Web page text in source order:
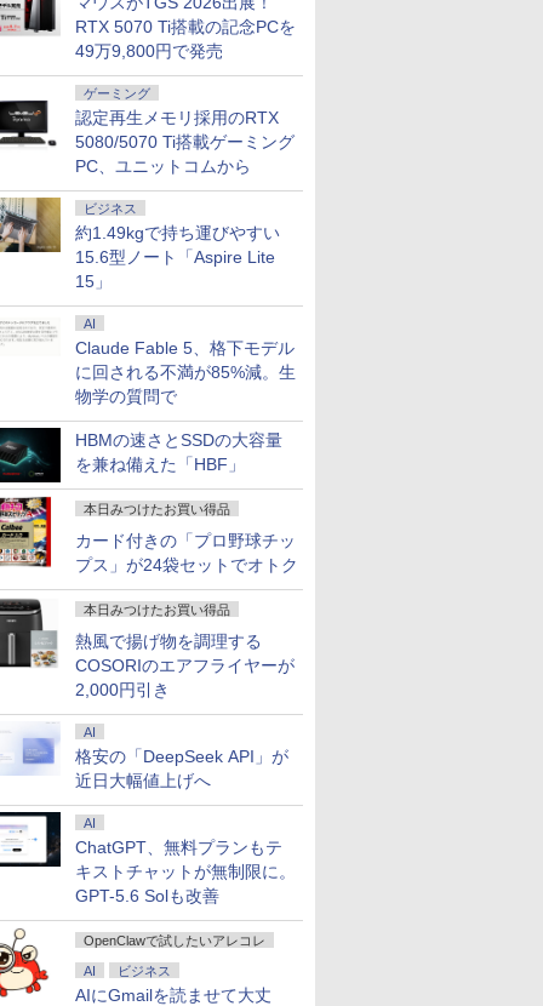
RTX 5070 Ti搭載の記念PCを
49万9,800円で発売
ゲーミング
認定再生メモリ採用のRTX
5080/5070 Ti搭載ゲーミング
PC、ユニットコムから
ビジネス
約1.49kgで持ち運びやすい
15.6型ノート「Aspire Lite
15」
AI
Claude Fable 5、格下モデル
に回される不満が85%減。生
物学の質問で
HBMの速さとSSDの大容量
を兼ね備えた「HBF」
本日みつけたお買い得品
カード付きの「プロ野球チッ
プス」が24袋セットでオトク
本日みつけたお買い得品
熱風で揚げ物を調理する
COSORIのエアフライヤーが
2,000円引き
AI
格安の「DeepSeek API」が
近日大幅値上げへ
AI
ChatGPT、無料プランもテ
キストチャットが無制限に。
GPT-5.6 Solも改善
OpenClawで試したいアレコレ
AI ビジネス
AIにGmailを読ませて大丈